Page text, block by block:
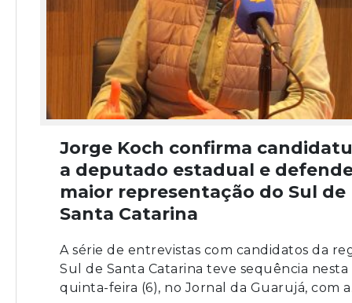
Jorge Koch confirma
a deputado estadual e
maior representação do Sul de
Santa Catarina
A série de entrevistas com candidatos da
Sul de Santa Catarina teve sequência nesta
quinta-feira (6), no Jornal da Guarujá, com